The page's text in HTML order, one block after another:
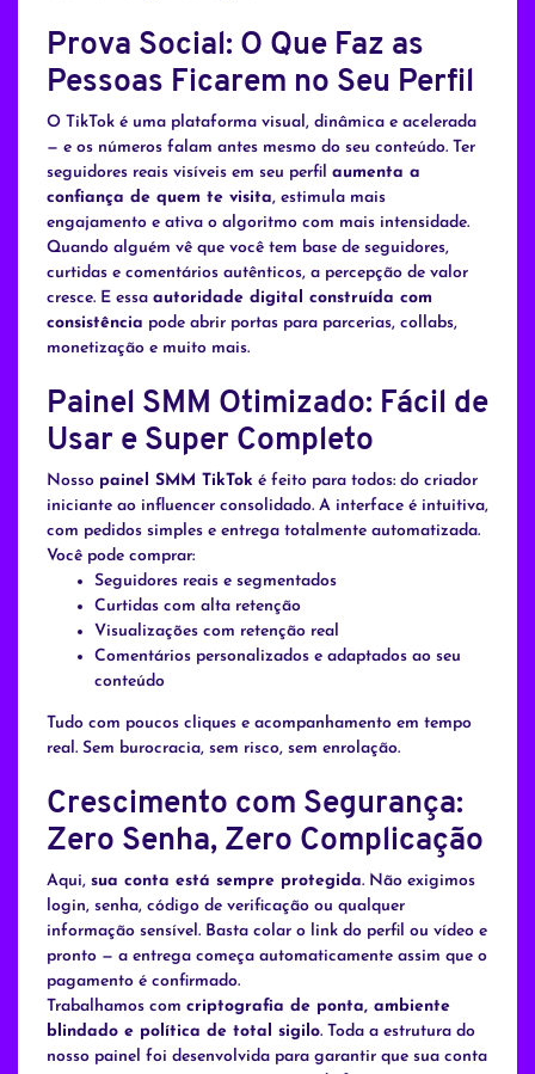
Prova Social: O Que Faz as
Pessoas Ficarem no Seu Perfil
O TikTok é uma plataforma visual, dinâmica e acelerada
— e os números falam antes mesmo do seu conteúdo. Ter
seguidores reais visíveis em seu perfil aumenta a
confiança de quem te visita, estimula mais
engajamento e ativa o algoritmo com mais intensidade.
Quando alguém vê que você tem base de seguidores,
curtidas e comentários autênticos, a percepção de valor
cresce. E essa autoridade digital construída com
consistência pode abrir portas para parcerias, collabs,
monetização e muito mais.
Painel SMM Otimizado: Fácil de
Usar e Super Completo
Nosso painel SMM TikTok é feito para todos: do criador
iniciante ao influencer consolidado. A interface é intuitiva,
com pedidos simples e entrega totalmente automatizada.
Você pode comprar:
Seguidores reais e segmentados
Curtidas com alta retenção
Visualizações com retenção real
Comentários personalizados e adaptados ao seu
conteúdo
Tudo com poucos cliques e acompanhamento em tempo
real. Sem burocracia, sem risco, sem enrolação.
Crescimento com Segurança:
Zero Senha, Zero Complicação
Aqui, sua conta está sempre protegida. Não exigimos
login, senha, código de verificação ou qualquer
informação sensível. Basta colar o link do perfil ou vídeo e
pronto — a entrega começa automaticamente assim que o
pagamento é confirmado.
Trabalhamos com criptografia de ponta, ambiente
blindado e política de total sigilo. Toda a estrutura do
nosso painel foi desenvolvida para garantir que sua conta